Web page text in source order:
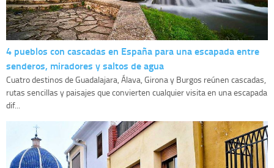
4 pueblos con cascadas en España para una escapada entre
senderos, miradores y saltos de agua
Cuatro destinos de Guadalajara, Álava, Girona y Burgos reúnen cascadas,
rutas sencillas y paisajes que convierten cualquier visita en una escapada
dif...